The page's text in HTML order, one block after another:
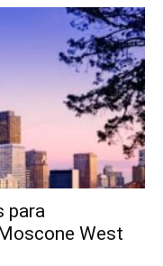
para
West